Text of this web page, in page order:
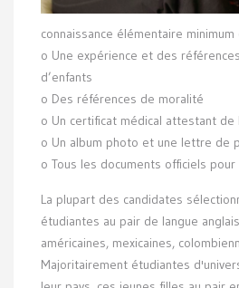
connaissance élémentaire
o Une expérience et des
d’enfants
o Des références de moralité
o Un certificat médical attestant de
o Un album photo et une lettre de
o Tous les documents officiels
La plupart des candidates
étudiantes au pair de langue
américaines, mexicaines,
Majoritairement étudiantes